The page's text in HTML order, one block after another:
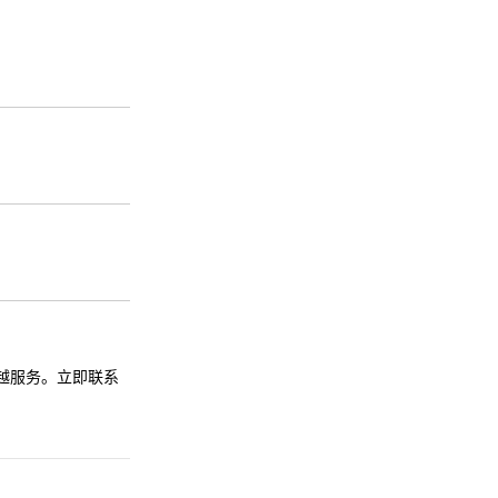
服务。立即联系